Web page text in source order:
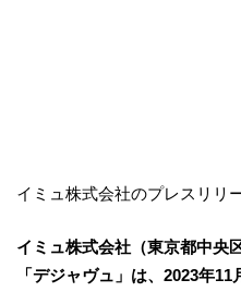
イミュ株式会社のプレスリリ
イミュ株式会社（東京都中央
「デジャヴュ」は、2023年